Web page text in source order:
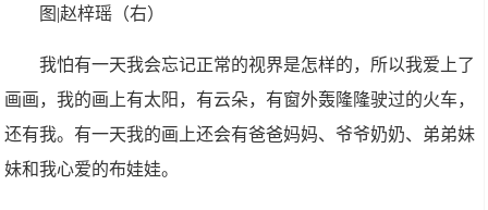
图|赵梓瑶（右）
我怕有一天我会忘记正常的视界是怎样的，所以我爱上了
画画，我的画上有太阳，有云朵，有窗外轰隆隆驶过的火车，
还有我。有一天我的画上还会有爸爸妈妈、爷爷奶奶、弟弟妹
妹和我心爱的布娃娃。